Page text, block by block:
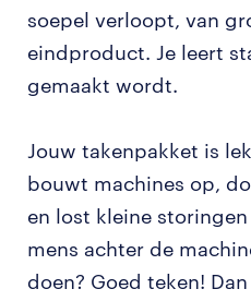
soepel verloopt, van
eindproduct. Je leert
gemaakt wordt.
Jouw takenpakket is
bouwt machines op,
en lost kleine
mens achter de
doen? Goed teken!